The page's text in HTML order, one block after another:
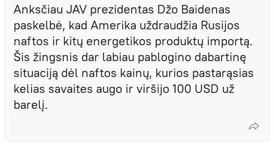
Anksčiau JAV prezidentas Džo Baidenas
paskelbė, kad Amerika uždraudžia Rusijos
naftos ir kitų energetikos produktų importą.
Šis žingsnis dar labiau pablogino dabartinę
situaciją dėl naftos kainų, kurios pastarąsias
kelias savaites augo ir viršijo 100 USD už
barelį.